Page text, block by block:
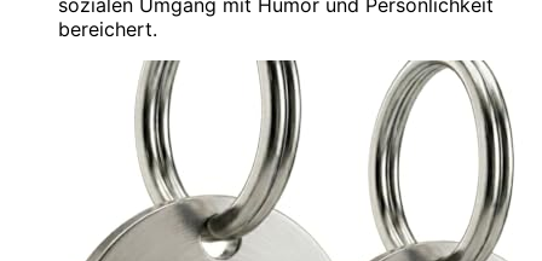
bereichert.